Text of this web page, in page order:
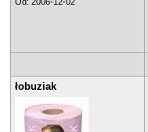
łobuziak